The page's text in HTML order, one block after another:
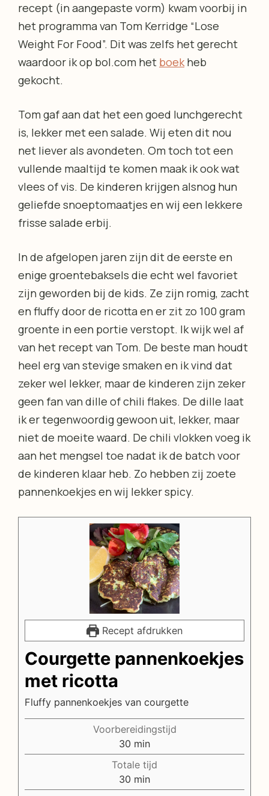
recept (in aangepaste vorm) kwam voorbij in
het programma van Tom Kerridge “Lose
Weight For Food”. Dit was zelfs het gerecht
waardoor ik op bol.com het boekheb
gekocht.
Tom gaf aan dat het een goed lunchgerecht
is, lekker met een salade. Wij eten dit nou
net liever als avondeten. Om toch tot een
vullende maaltijd te komen maak ik ook wat
vlees of vis. De kinderen krijgen alsnog hun
geliefde snoeptomaatjes en wij een lekkere
frisse salade erbij.
In de afgelopen jaren zijn dit de eerste en
enige groentebaksels die echt wel favoriet
zijn geworden bij de kids. Ze zijn romig, zacht
en fluffy door de ricotta en er zit zo 100 gram
groente in een portie verstopt. Ik wijk wel af
van het recept van Tom. De beste man houdt
heel erg van stevige smaken en ik vind dat
zeker wel lekker, maar de kinderen zijn zeker
geen fan van dille of chili flakes. De dille laat
ik er tegenwoordig gewoon uit, lekker, maar
niet de moeite waard. De chili vlokken voeg ik
aan het mengsel toe nadat ik de batch voor
de kinderen klaar heb. Zo hebben zij zoete
pannenkoekjes en wij lekker spicy.
Recept afdrukken
Courgette pannenkoekjes
met ricotta
Fluffy pannenkoekjes van courgette
Voorbereidingstijd
30 minuten
min
Totale tijd
30 minuten
min